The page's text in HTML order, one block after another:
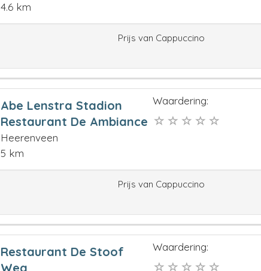
4.6 km
Prijs van Cappuccino
Abe Lenstra Stadion
Restaurant De Ambiance
Heerenveen
5 km
Waardering:
Prijs van Cappuccino
Restaurant De Stoof
Weg
Waardering: